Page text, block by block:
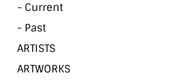
- Current
- Past
ARTISTS
ARTWORKS